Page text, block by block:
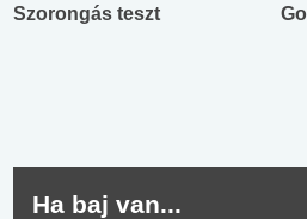
Szorongás teszt
Ha baj van...